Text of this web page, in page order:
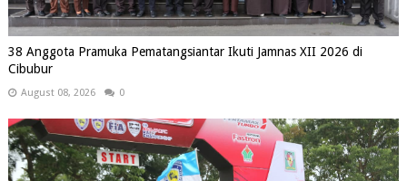
38 Anggota Pramuka Pematangsiantar Ikuti Jamnas XII 2026 di
Cibubur
August 08, 2026 0